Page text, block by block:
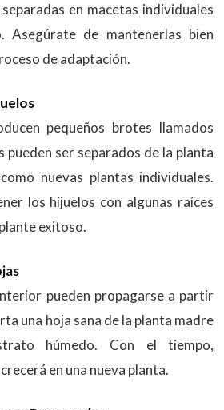
en macetas individuales
Asegúrate de mantenerlas bien
de adaptación.
pequeños brotes llamados
pueden ser separados de la planta
nuevas plantas individuales.
los hijuelos con algunas raíces
exitoso.
pueden propagarse a partir
una hoja sana de la planta madre
húmedo. Con el tiempo,
en una nueva planta.